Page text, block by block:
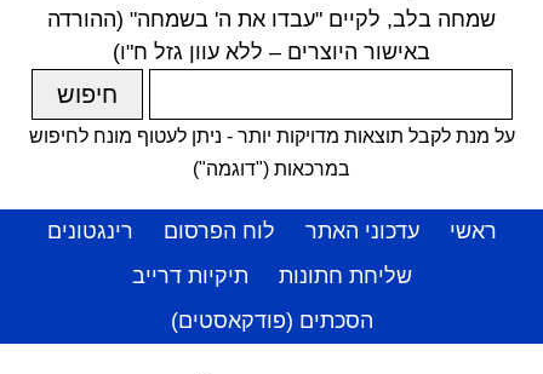
שמחה בלב, לקיים "עבדו את ה' בשמחה" (ההורדה
באישור היוצרים – ללא עוון גזל ח"ו)
על מנת לקבל תוצאות מדויקות יותר - ניתן לעטוף מונח לחיפוש
במרכאות ("דוגמה")
ראשי עדכוני האתר לוח הפרסום
רינגטונים
שליחת חתונות
תיקיות דרייב
הסכתים (פודקאסטים)